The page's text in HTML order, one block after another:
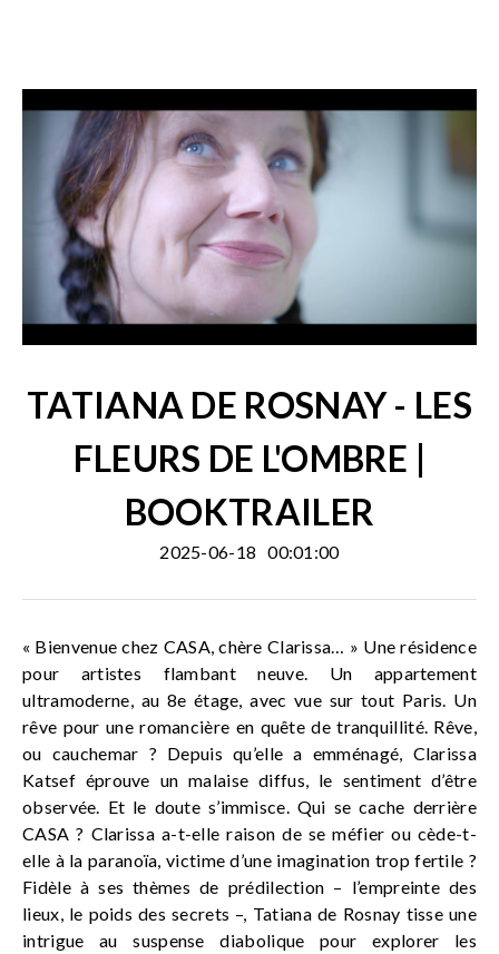
TATIANA DE ROSNAY - LES
FLEURS DE L'OMBRE |
BOOKTRAILER
2025-06-18 00:01:00
« Bienvenue chez CASA, chère Clarissa… » Une résidence
pour artistes flambant neuve. Un appartement
ultramoderne, au 8e étage, avec vue sur tout Paris. Un
rêve pour une romancière en quête de tranquillité. Rêve,
ou cauchemar ? Depuis qu’elle a emménagé, Clarissa
Katsef éprouve un malaise diffus, le sentiment d’être
observée. Et le doute s’immisce. Qui se cache derrière
CASA ? Clarissa a-t-elle raison de se méfier ou cède-t-
elle à la paranoïa, victime d’une imagination trop fertile ?
Fidèle à ses thèmes de prédilection – l’empreinte des
lieux, le poids des secrets –, Tatiana de Rosnay tisse une
intrigue au suspense diabolique pour explorer les